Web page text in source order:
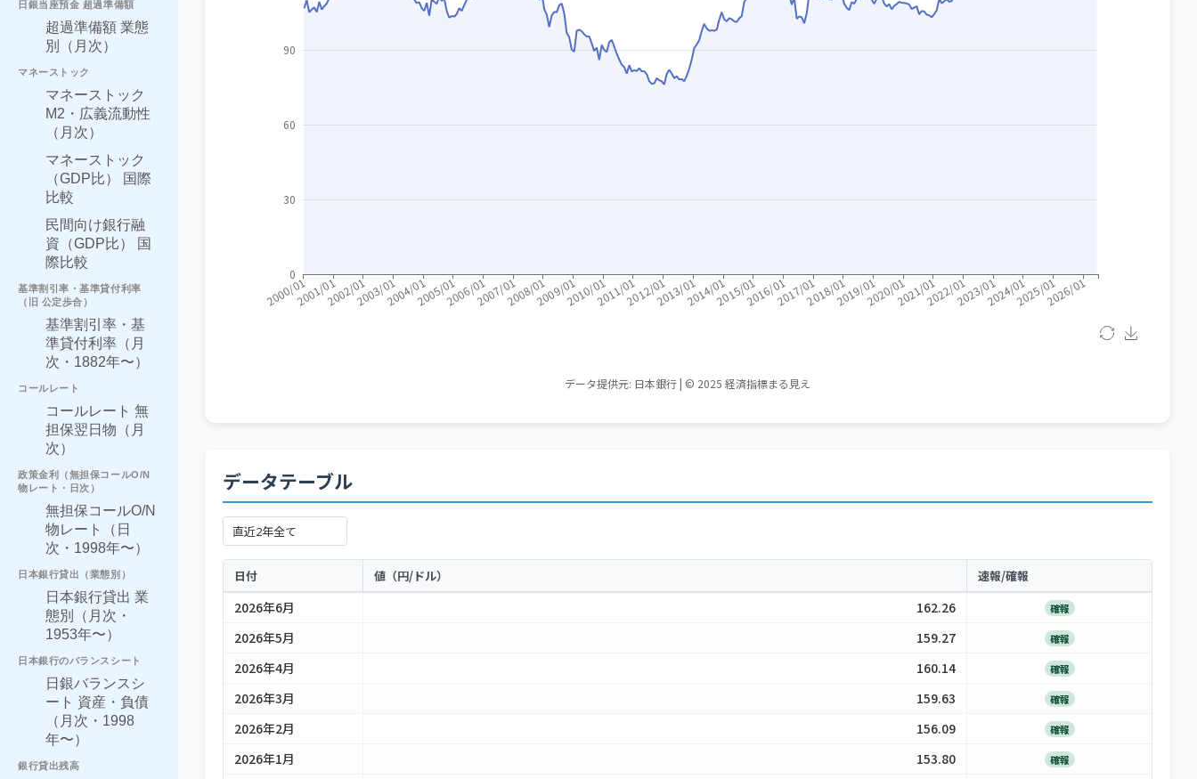
日銀当座預金 超過準備額
超過準備額 業態
別（月次）
マネーストック
マネーストック
M2・広義流動性
（月次）
マネーストック
（GDP比） 国際
比較
民間向け銀行融
資（GDP比） 国
際比較
基準割引率・基準貸付利率
（旧 公定歩合）
基準割引率・基
準貸付利率（月
次・1882年〜）
コールレート
コールレート 無
担保翌日物（月
次）
政策金利（無担保コールO/N
物レート・日次）
無担保コールO/N
物レート（日
次・1998年〜）
日本銀行貸出（業態別）
日本銀行貸出 業
態別（月次・
1953年〜）
日本銀行のバランスシート
日銀バランスシ
ート 資産・負債
（月次・1998
年〜）
銀行貸出残高
データテーブル
日付 値（円/ドル） 速報/確報
2026年6月 162.26 確報
2026年5月 159.27 確報
2026年4月 160.14 確報
2026年3月 159.63 確報
2026年2月 156.09 確報
2026年1月 153.80 確報